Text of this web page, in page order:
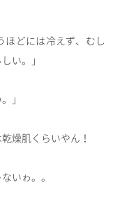
ほどには冷えず、むし
い。」
」
燥肌くらいやん！
いゎ。。